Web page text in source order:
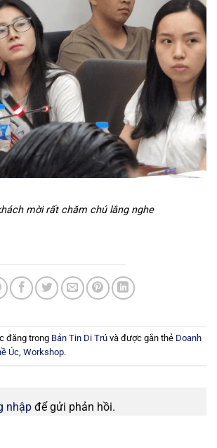
mời rất chăm chú lắng nghe
đăng trong Bản Tin Di Trú và được gắn thẻ Doanh
Úc, Workshop.
nhập để gửi phản hồi.